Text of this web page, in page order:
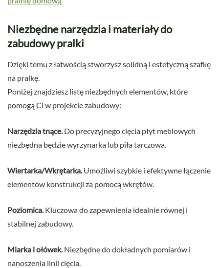
Niezbędne narzędzia i materiały do
zabudowy pralki
Dzięki temu z łatwością stworzysz solidną i estetyczną szafkę
na pralkę.
Poniżej znajdziesz listę niezbędnych elementów, które
pomogą Ci w projekcie zabudowy:
Narzędzia tnące.Do precyzyjnego cięcia płyt meblowych
niezbędna będzie wyrzynarka lub piła tarczowa.
Wiertarka/Wkrętarka.Umożliwi szybkie i efektywne łączenie
elementów konstrukcji za pomocą wkrętów.
Poziomica.Kluczowa do zapewnienia idealnie równej i
stabilnej zabudowy.
Miarka i ołówek.Niezbędne do dokładnych pomiarów i
nanoszenia linii cięcia.